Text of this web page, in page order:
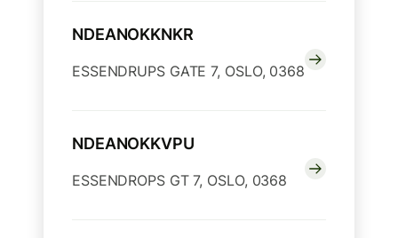
NDEANOKKNKR
ESSENDRUPS GATE 7, OSLO, 0368
NDEANOKKVPU
ESSENDROPS GT 7, OSLO, 0368